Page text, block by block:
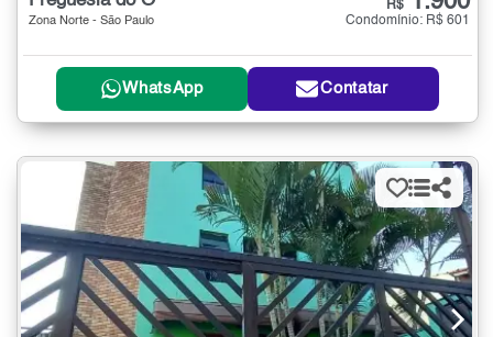
Zona Norte - São Paulo
R$
Condomínio: R$ 601
WhatsApp Contatar